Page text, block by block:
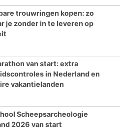
trouwringen kopen: zo
je zonder in te leveren op
van start: extra
in Nederland en
vakantielanden
Scheepsarcheologie
2026 van start